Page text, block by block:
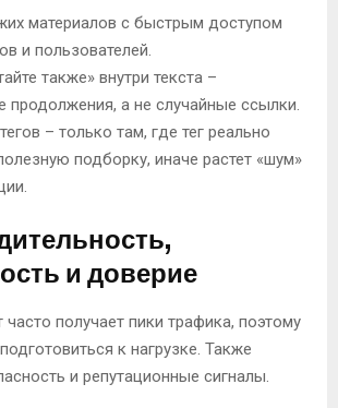
материалов с быстрым доступом
и пользователей.
также» внутри текста –
продолжения, а не случайные ссылки.
– только там, где тег реально
подборку, иначе растет «шум»
и доверие
получает пики трафика, поэтому
к нагрузке. Также
и репутационные сигналы.